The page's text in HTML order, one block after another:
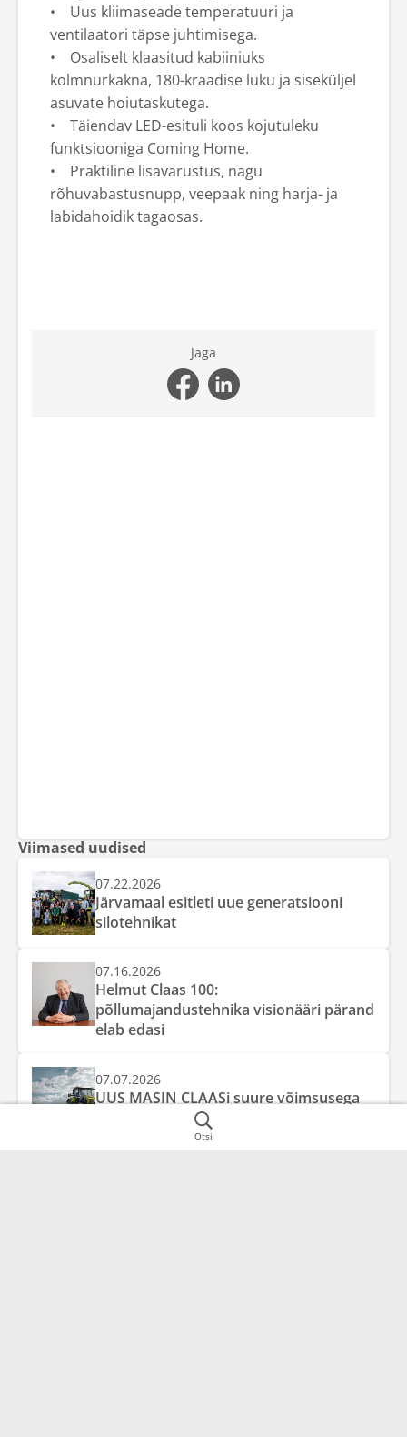
Otsi
• Uus kliimaseade temperatuuri ja
ventilaatori täpse juhtimisega.
• Osaliselt klaasitud kabiiniuks
kolmnurkakna, 180-kraadise luku ja siseküljel
asuvate hoiutaskutega.
• Täiendav LED-esituli koos kojutuleku
funktsiooniga Coming Home.
• Praktiline lisavarustus, nagu
rõhuvabastusnupp, veepaak ning harja- ja
labidahoidik tagaosas.
Jaga
Viimased uudised
07.22.2026
Järvamaal esitleti uue generatsiooni
silotehnikat
07.16.2026
Helmut Claas 100:
põllumajandustehnika visionääri pärand
elab edasi
07.07.2026
UUS MASIN CLAASi suure võimsusega
traktorite klassis – AXION 8